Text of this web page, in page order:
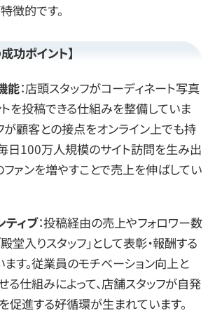
徴的です。
功ポイント】
能：店頭スタッフがコーディネート写真
を投稿できる仕組みを整備していま
が顧客との接点をオンライン上でも持
日100万人規模のサイト訪問を生み出
ファンを増やすことで売上を伸ばしてい
ティブ：投稿経由の売上やフォロワー数
堂入りスタッフ」として表彰・報酬する
す。従業員のモチベーション向上と
る仕組みによって、店舗スタッフが自発
促進する好循環が生まれています。